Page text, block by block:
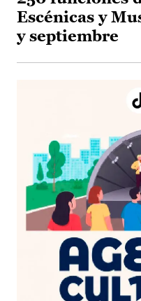
Escénicas y
y septiembre